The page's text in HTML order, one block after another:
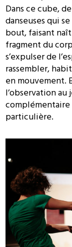
Dans ce cube,
danseuses qui
bout, faisant
fragment du
s’expulser de
rassembler,
en mouvement.
l’observation
particulière.